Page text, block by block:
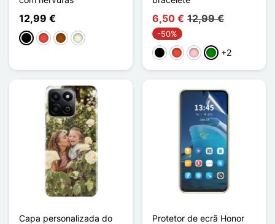
12,99 €
PretoVermelho
Castanho
Bege
6,50 € 12,99 €
-50%
PretoVermelho
RosaVerde
+2
Capa personalizada do
Protetor de ecrã Honor